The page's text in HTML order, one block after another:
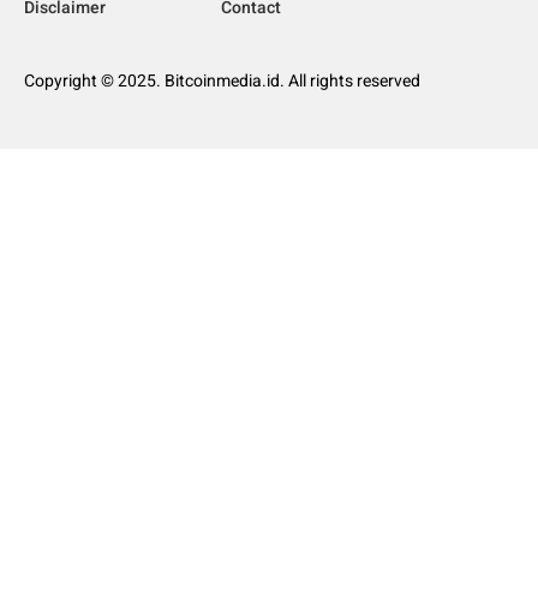
Disclaimer Contact
Copyright © 2025. Bitcoinmedia.id. All rights reserved